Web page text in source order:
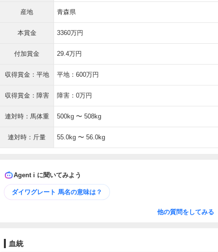
産地 青森県
本賞金 3360万円
付加賞金 29.4万円
収得賞金：平地 平地：600万円
収得賞金：障害 障害：0万円
連対時：馬体重 500kg 〜 508kg
連対時：斤量 55.0kg 〜 56.0kg
Agent i に聞いてみよう
ダイワグレート 馬名の意味は？
他の質問をしてみる
血統